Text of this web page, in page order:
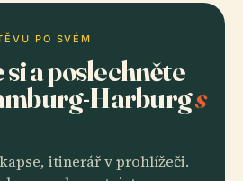
PO SVÉM
a poslechněte
Harburgs
itinerář v prohlížeči.